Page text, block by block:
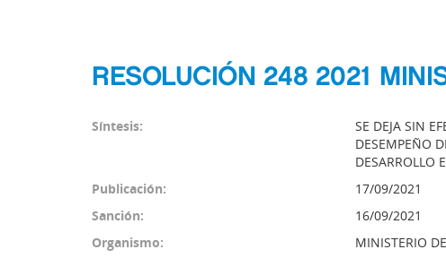
RESOLUCIÓN 248 2021
Síntesis:
SE DEJA SIN
DESEMPEÑO
DESARROLLO
Publicación:
17/09/2021
Sanción:
16/09/2021
Organismo:
MINISTERIO